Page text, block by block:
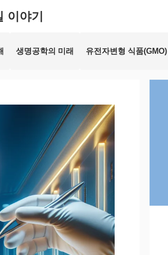
이야기
생명공학의 미래 유전자변형 식품(GMO)